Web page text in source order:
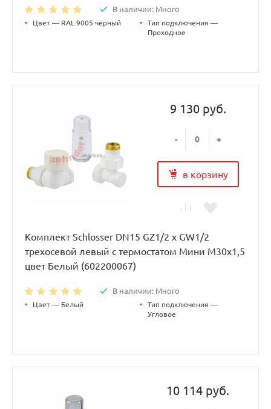
В наличии: Много
• Цвет — RAL 9005 чёрный •
Тип подключения —
Проходное
9 130 руб.
- +
в корзину
Комплект Schlosser DN15 GZ1/2 x GW1/2
трехосевой левый с термостатом Мини M30x1,5
цвет Белый (602200067)
В наличии: Много
• Цвет — Белый •
Тип подключения —
Угловое
10 114 руб.